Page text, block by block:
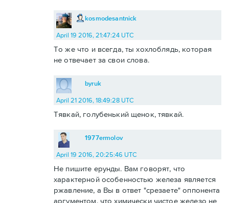
kosmodesantnick
April 19 2016, 21:47:24 UTC
То же что и всегда, ты хохлоблядь, которая
не отвечает за свои слова.
byruk
April 21 2016, 18:49:28 UTC
Тявкай, голубенький щенок, тявкай.
1977ermolov
April 19 2016, 20:25:46 UTC
Не пишите ерунды. Вам говорят, что
характерной особенностью железа является
ржавление, а Вы в ответ "срезаете" оппонента
аргументом, что химически чистое железо не